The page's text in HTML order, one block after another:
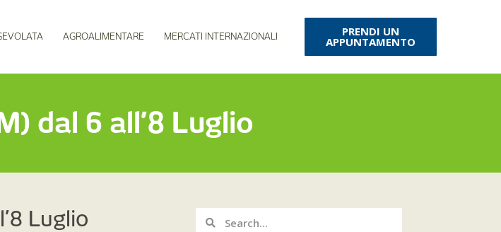
AGROALIMENTARE MERCATI INTERNAZIONALI PRENDI UN
APPUNTAMENTO
dal 6 all’8 Luglio
Luglio